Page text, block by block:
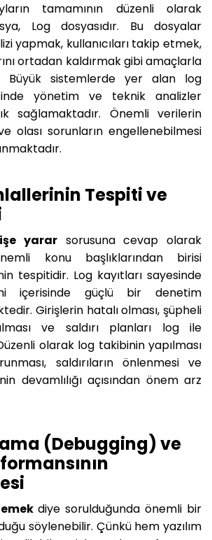
tamamının düzenli olarak
Log dosyasıdır. Bu dosyalar
yapmak, kullanıcıları takip etmek,
ortadan kaldırmak gibi amaçlarla
Büyük sistemlerde yer alan log
yönetim ve teknik analizler
sağlamaktadır. Önemli verilerin
olası sorunların engellenebilmesi
Tespiti ve
yararsorusuna cevap olarak
konu başlıklarından birisi
tespitidir. Log kayıtları sayesinde
içerisinde güçlü bir denetim
Girişlerin hatalı olması, şüpheli
ve saldırı planları log ile
olarak log takibinin yapılması
saldırıların önlenmesi ve
devamlılığı açısından önem arz
(Debugging) ve
diye sorulduğunda önemli bir
söylenebilir. Çünkü hem yazılım